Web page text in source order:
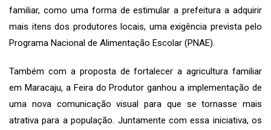
familiar, como uma forma de estimular a prefeitura a adquirir
mais itens dos produtores locais, uma exigência prevista pelo
Programa Nacional de Alimentação Escolar (PNAE).
Também com a proposta de fortalecer a agricultura familiar
em Maracaju, a Feira do Produtor ganhou a implementação de
uma nova comunicação visual para que se tornasse mais
atrativa para a população. Juntamente com essa iniciativa, os